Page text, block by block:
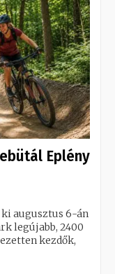
Eplény
augusztus 6-án
legújabb, 2400
kezdők,